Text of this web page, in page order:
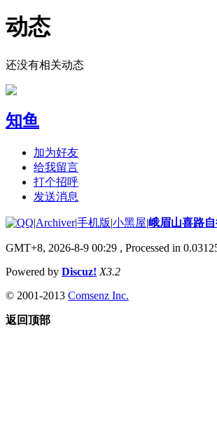
动态
还没有相关动态
知鱼
加为好友
给我留言
打个招呼
发送消息
|Archiver|手机版|小黑屋|峨眉山喜路
GMT+8, 2026-8-9 00:29 , Processed in
Powered by Discuz! X3.2
© 2001-2013 Comsenz Inc.
返回顶部